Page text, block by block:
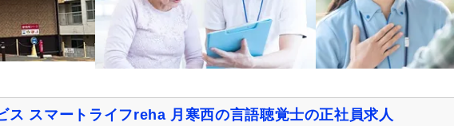
近(3) 自動車通勤可(15) 自転車通勤可
ス スマートライフreha 月寒西の言語聴覚士の正社員求人